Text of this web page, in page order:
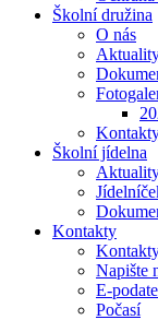
Školní družina
O nás
Školní jídelna
Kontakty
Napište
E-
Počasí